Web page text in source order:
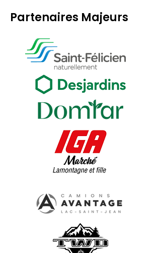
Partenaires Majeurs